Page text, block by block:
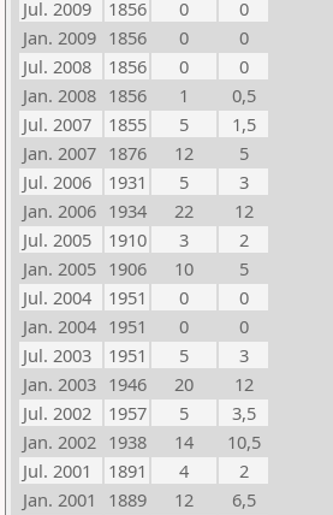
Jul. 2009
1856 0
0
Jan. 2009 1856 0
0
Jul. 2008
1856 0
0
Jan. 2008 1856 1
0,5
Jul. 2007
1855 5
1,5
Jan. 2007 1876 12
5
Jul. 2006
1931 5
3
Jan. 2006 1934 22
12
Jul. 2005
1910 3
2
Jan. 2005 1906 10
5
Jul. 2004
1951 0
0
Jan. 2004 1951 0
0
Jul. 2003
1951 5
3
Jan. 2003 1946 20
12
Jul. 2002
1957 5
3,5
Jan. 2002 1938 14
10,5
Jul. 2001
1891 4
2
Jan. 2001
1889 12
6,5